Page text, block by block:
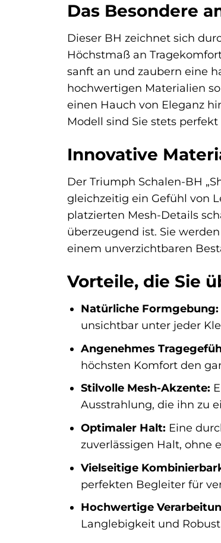
Das Besondere
Dieser BH zeichnet sich
Höchstmaß an
sanft an und zaubern eine
hochwertigen Materialien
einen Hauch von Eleganz
Modell sind Sie stets
Innovative
Der Triumph Schalen-BH
gleichzeitig ein Gefühl von
platzierten Mesh-Details
überzeugend ist. Sie
einem unverzichtbaren
Vorteile, die Sie
Natürliche Formgebung:
unsichtbar unter jeder
Angenehmes
höchsten Komfort den
Stilvolle Mesh-Akzente:
Ausstrahlung, die ihn zu
Optimaler Halt: Eine
zuverlässigen Halt, ohne
Vielseitige
perfekten Begleiter für
Hochwertige
Langlebigkeit und